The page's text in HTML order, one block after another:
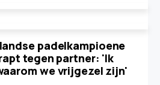
padelkampioene
tegen partner: 'Ik
we vrijgezel zijn'